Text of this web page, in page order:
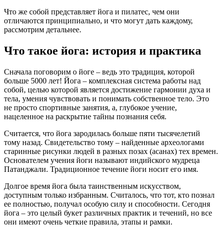
Что же собой представляет йога и пилатес, чем они
отличаются принципиально, и что могут дать каждому,
рассмотрим детальнее.
Что такое йога: история и практика
Сначала поговорим о йоге – ведь это традиция, которой
больше 5000 лет! Йога – комплексная система работы над
собой, целью которой является достижение гармонии духа и
тела, умения чувствовать и понимать собственное тело. Это
не просто спортивные занятия, а, глубокое учение,
нацеленное на раскрытие тайны познания себя.
Считается, что йога зародилась больше пяти тысячелетий
тому назад. Свидетельство тому – найденные археологами
старинные рисунки людей в разных позах (асанах) тех времен.
Основателем учения йоги называют индийского мудреца
Патанджали. Традиционное течение йоги носит его имя.
Долгое время йога была таинственным искусством,
доступным только избранным. Считалось, что тот, кто познал
ее полностью, получал особую силу и способности. Сегодня
йога – это целый букет различных практик и течений, но все
они имеют очень четкие правила, этапы и рамки.